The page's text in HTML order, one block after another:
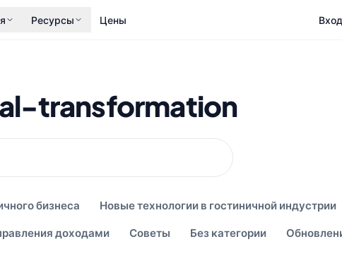
Ресурсы Цены Вход
transformation
бизнеса Новые технологии в гостиничной индустрии
доходами Советы Без категории